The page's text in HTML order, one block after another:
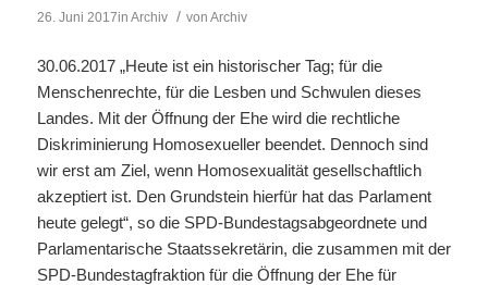
26. Juni 2017in Archiv / von Archiv
30.06.2017 „Heute ist ein historischer Tag; für die
Menschenrechte, für die Lesben und Schwulen dieses
Landes. Mit der Öffnung der Ehe wird die rechtliche
Diskriminierung Homosexueller beendet. Dennoch sind
wir erst am Ziel, wenn Homosexualität gesellschaftlich
akzeptiert ist. Den Grundstein hierfür hat das Parlament
heute gelegt“, so die SPD-Bundestagsabgeordnete und
Parlamentarische Staatssekretärin, die zusammen mit der
SPD-Bundestagfraktion für die Öffnung der Ehe für